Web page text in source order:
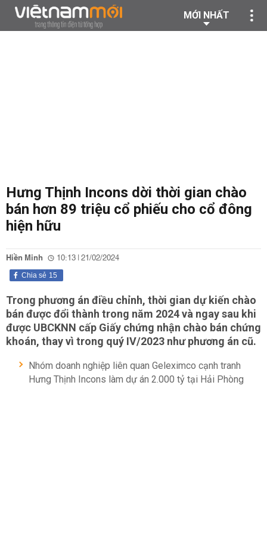
MỚI NHẤT
Hưng Thịnh Incons dời thời gian chào
bán hơn 89 triệu cổ phiếu cho cổ đông
hiện hữu
Hiền Minh 10:13 | 21/02/2024
15
Chia sẻ
Trong phương án điều chỉnh, thời gian dự kiến chào
bán được đổi thành trong năm 2024 và ngay sau khi
được UBCKNN cấp Giấy chứng nhận chào bán chứng
khoán, thay vì trong quý IV/2023 như phương án cũ.
Nhóm doanh nghiệp liên quan Geleximco cạnh tranh
Hưng Thịnh Incons làm dự án 2.000 tỷ tại Hải Phòng